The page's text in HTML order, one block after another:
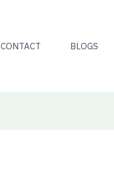
CONTACT BLOGS